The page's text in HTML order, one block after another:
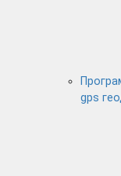
gps